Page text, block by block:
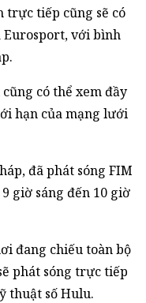
tiếp cũng sẽ có
Eurosport, với bình
có thể xem đầy
hạn của mạng lưới
đã phát sóng FIM
giờ sáng đến 10 giờ
đang chiếu toàn bộ
phát sóng trực tiếp
thuật số Hulu.